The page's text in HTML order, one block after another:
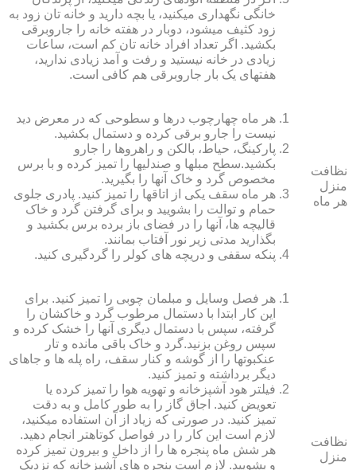
خانگی نگهداری می‏کنید، یا بچه دارید و خانه‏ تان زود به
زود کثیف می‏شود، دوبار در هفته خانه را جاروبرقی
بکشید. اگر تعداد افراد خانه ‏تان کم است، ساعات
زیادی در خانه نیستید و رفت و آمد زیادی ندارید،
هفته‏ای یک بار جاروبرقی هم کافی است.
نظافت
منزل
هر ماه
هر ماه چهارچوب درها و سطوحی که در معرض دید
نیست را جارو برقی کرده و دستمال بکشید.
پارکینگ، حیاط، بالکن و راهروها را جارو
بکشید.سطح مبل‏ها و صندلی‏ها را تمیز کرده و با برس
مخصوص گرد و خاک آنها را بگیرید.
هر ماه سقف یکی از اتاق‏ها را تمیز کنید. پادری جلوی
حمام و توالت را بشویید و برای گرفتن گرد و خاک
قالیچه‏ ها، آنها را در فضای باز برده برس بکشید و
بگذارید مدتی زیر نور آفتاب بمانند.
پنکه سقفی و دریچه‏ های کولر را گردگیری کنید.
نظافت
منزل
هر فصل وسایل و مبلمان چوبی را تمیز کنید. برای
این کار ابتدا با دستمال مرطوب گرد و خاک‏شان را
گرفته، سپس با دستمال دیگری آنها را خشک کرده و
سپس روغن بزنید.گرد و خاک باقی مانده و تار
عنکبوت‏ها را از گوشه و کنار سقف، راه پله‏ ها و جاهای
دیگر برداشته و تمیز کنید.
فیلتر هود آشپزخانه و تهویه هوا را تمیز کرده یا
تعویض کنید. اجاق گاز را به طور کامل و به دقت
تمیز کنید. در صورتی که زیاد از آن استفاده می‏کنید،
لازم است این کار را در فواصل کوتاه‏تر انجام دهید.
هر شش ماه پنجره‏ ها را از داخل و بیرون تمیز کرده
و بشویید. لازم است پنجره‏ های آشپزخانه که نزدیک